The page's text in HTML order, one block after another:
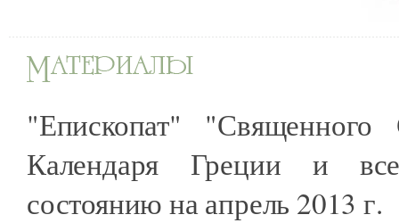
"Епископат" "Священного
Календаря Греции и
состоянию на апрель 2013 г.